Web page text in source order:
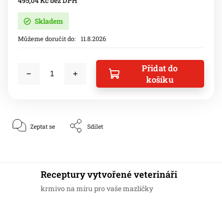
Skladem
Můžeme doručit do: 11.8.2026
Přidat do
košíku
Zeptat se Sdílet
Receptury vytvořené veterináři
krmivo na míru pro vaše mazlíčky